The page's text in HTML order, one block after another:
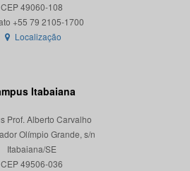
CEP 49060-108
Localização
Itabaiana
Prof. Alberto Carvalho
Olímpio Grande, s/n
Itabaiana/SE
CEP 49506-036